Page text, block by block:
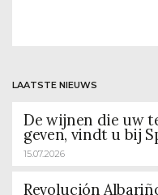
LAATSTE NIEUWS
De wijnen die uw
geven, vindt u bij
15.07.2026
Revolución